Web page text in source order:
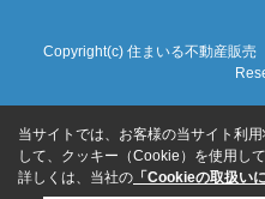
Copyright(c) 住まいる不動産販
当サイトでは、お客様の当サイト利
して、クッキー（Cookie）を使用して
詳しくは、当社の 「Cookieの取扱い